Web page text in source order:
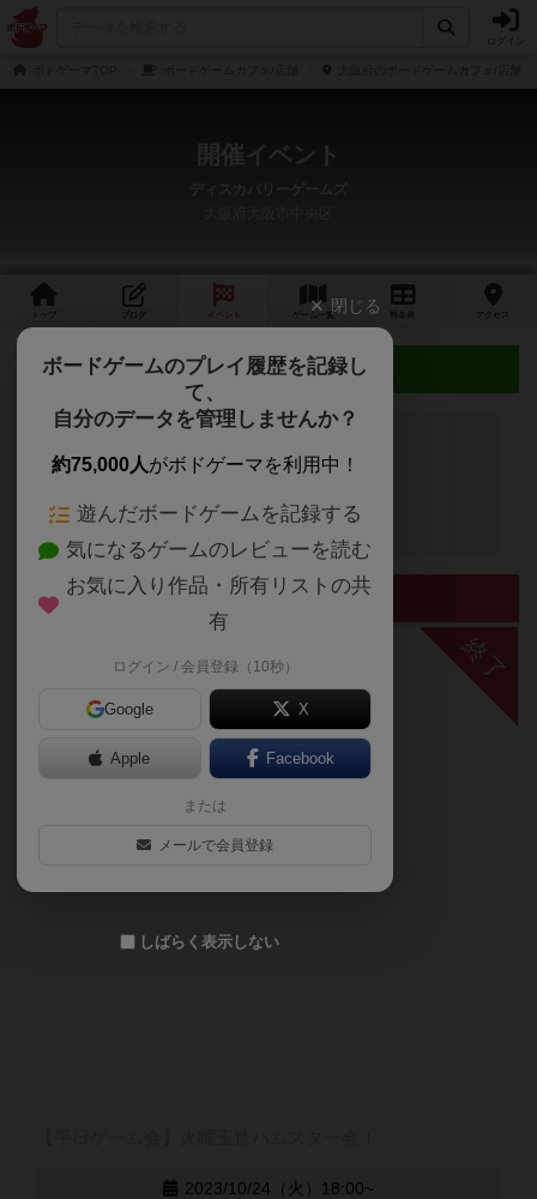
開催イベント
イベント ゲーム 一覧 料金 アクセス
近日開催予定のイベント
終了したイベント
終了
2023/10/24（火）18:00~
閉じる
ボードゲームのプレイ履歴を記録し
て、
自分のデータを管理しませんか？
約75,000人がボドゲーマを利用中！
遊んだボードゲームを記録する
気になるゲームのレビューを読む
お気に入り作品・所有リストの共
有
ログイン / 会員登録（10秒）
Google X
Apple Facebook
または
メールで会員登録
しばらく表示しない